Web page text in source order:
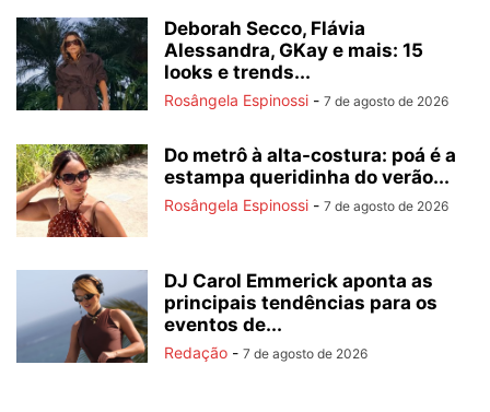
Deborah Secco, Flávia
Alessandra, GKay e mais: 15
looks e trends...
Rosângela Espinossi - 7 de agosto de 2026
Do metrô à alta-costura: poá é a
estampa queridinha do verão...
Rosângela Espinossi - 7 de agosto de 2026
DJ Carol Emmerick aponta as
principais tendências para os
eventos de...
Redação - 7 de agosto de 2026